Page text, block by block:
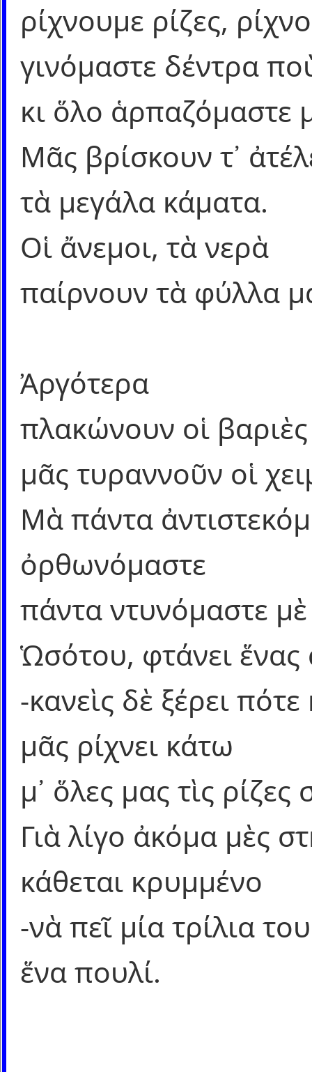
ρίχνουμε ρίζες,
γινόμαστε δέντρα
κι ὅλο ἁρπαζόμαστε
Μᾶς βρίσκουν τ᾿
τὰ μεγάλα κάματα.
Οἱ ἄνεμοι, τὰ νερὰ
παίρνουν τὰ φύλλα
Ἀργότερα
πλακώνουν οἱ
μᾶς τυραννοῦν οἱ
Μὰ πάντα
ὀρθωνόμαστε
πάντα ντυνόμαστε
Ὡσότου, φτάνει
-κανεὶς δὲ ξέρει
μᾶς ρίχνει κάτω
μ᾿ ὅλες μας τὶς
Γιὰ λίγο ἀκόμα μὲς
κάθεται κρυμμένο
-νὰ πεῖ μία τρίλια
ἕνα πουλί.